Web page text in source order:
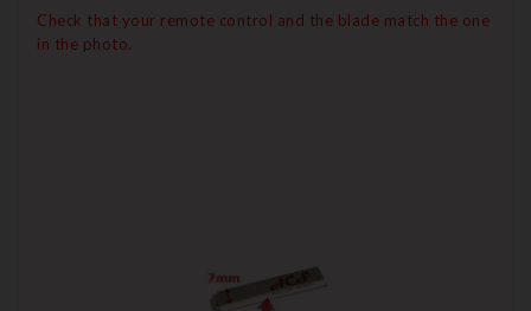
Check that your remote control and the blade match the one
in the photo.